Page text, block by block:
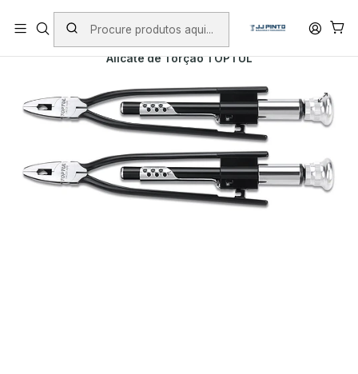
PORTES INCLUÍDOS EM ENCOMENDAS +75€ (excepto ilhas)
PRODUTOS FERRAMENTA MANUAL
Alicate de Torção TOPTUL